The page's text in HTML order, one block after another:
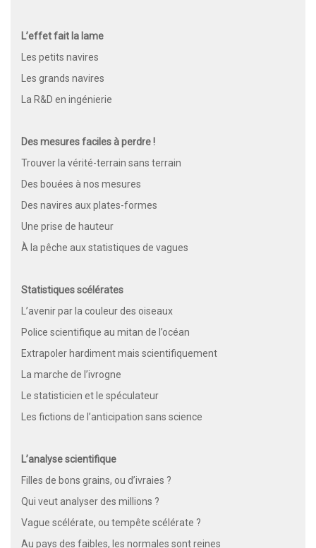
L’effet fait la lame
Les petits navires
Les grands navires
La R&D en ingénierie
Des mesures faciles à perdre !
Trouver la vérité-terrain sans terrain
Des bouées à nos mesures
Des navires aux plates-formes
Une prise de hauteur
À la pêche aux statistiques de vagues
Statistiques scélérates
L’avenir par la couleur des oiseaux
Police scientifique au mitan de l’océan
Extrapoler hardiment mais scientifiquement
La marche de l’ivrogne
Le statisticien et le spéculateur
Les fictions de l’anticipation sans science
L’analyse scientifique
Filles de bons grains, ou d’ivraies ?
Qui veut analyser des millions ?
Vague scélérate, ou tempête scélérate ?
Au pays des faibles, les normales sont reines